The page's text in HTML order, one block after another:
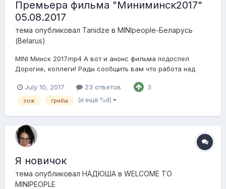
Премьера фильма "Миниминск2017"
05.08.2017
тема опубликовал Tanidze в MINIpeople-Беларусь
(Belarus)
MINI Минск 2017.mp4 А вот и анонс фильма подоспел
Дорогие, коллеги! Рады сообщить вам что работа над
завершена к 5 августа 2017 года. Это суббота и поэтому
все могут спокойно выспавшись и выпив кто чего
July 10, 2017 23 ответов 3
зож грибы (и ещё %d)
Я новичок
тема опубликовал НАДЮША в WELCOME TO
MINIPEOPLE